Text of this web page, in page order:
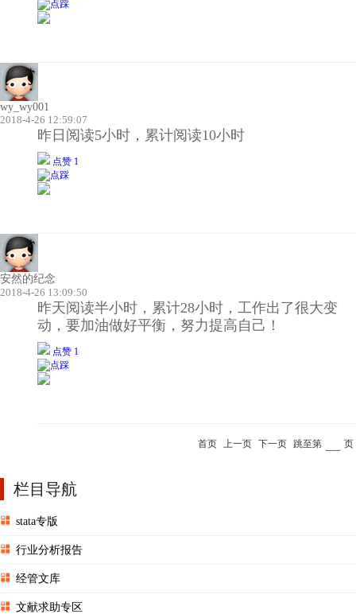
wy_wy001
2018-4-26 12:59:07
昨日阅读5小时，累计阅读10小时
点赞 1
安然的纪念
2018-4-26 13:09:50
昨天阅读半小时，累计28小时，工作出了很大变
动，要加油做好平衡，努力提高自己！
点赞 1
首页 上一页 下一页 跳至第 页
栏目导航
stata专版
行业分析报告
经管文库
文献求助专区